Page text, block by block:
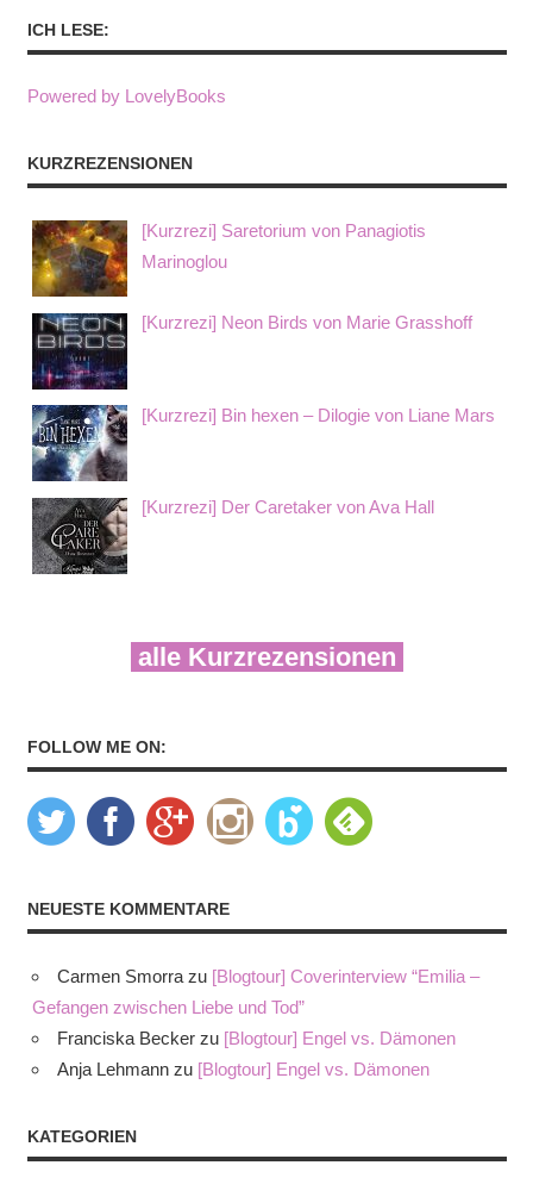
ICH LESE:
Powered by LovelyBooks
KURZREZENSIONEN
[Kurzrezi] Saretorium von Panagiotis
Marinoglou
[Kurzrezi] Neon Birds von Marie Grasshoff
[Kurzrezi] Bin hexen – Dilogie von Liane Mars
[Kurzrezi] Der Caretaker von Ava Hall
alle Kurzrezensionen
FOLLOW ME ON:
NEUESTE KOMMENTARE
Carmen Smorra zu [Blogtour] Coverinterview “Emilia –
Gefangen zwischen Liebe und Tod”
Franciska Becker zu [Blogtour] Engel vs. Dämonen
Anja Lehmann zu [Blogtour] Engel vs. Dämonen
KATEGORIEN